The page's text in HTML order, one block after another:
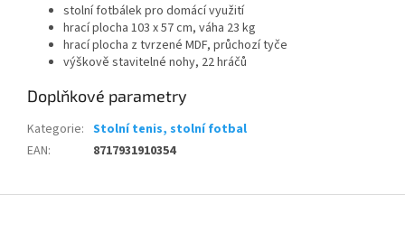
stolní fotbálek pro domácí využití
hrací plocha 103 x 57 cm, váha 23 kg
hrací plocha z tvrzené MDF, průchozí tyče
výškově stavitelné nohy, 22 hráčů
Doplňkové parametry
Kategorie: Stolní tenis, stolní fotbal
EAN: 8717931910354